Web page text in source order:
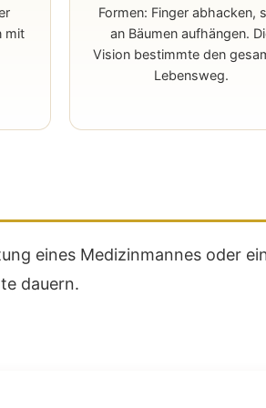
mit
Formen: Finger abhacken,
an Bäumen aufhängen.
Vision bestimmte den
Lebensweg.
eines Medizinmannes oder
dauern.